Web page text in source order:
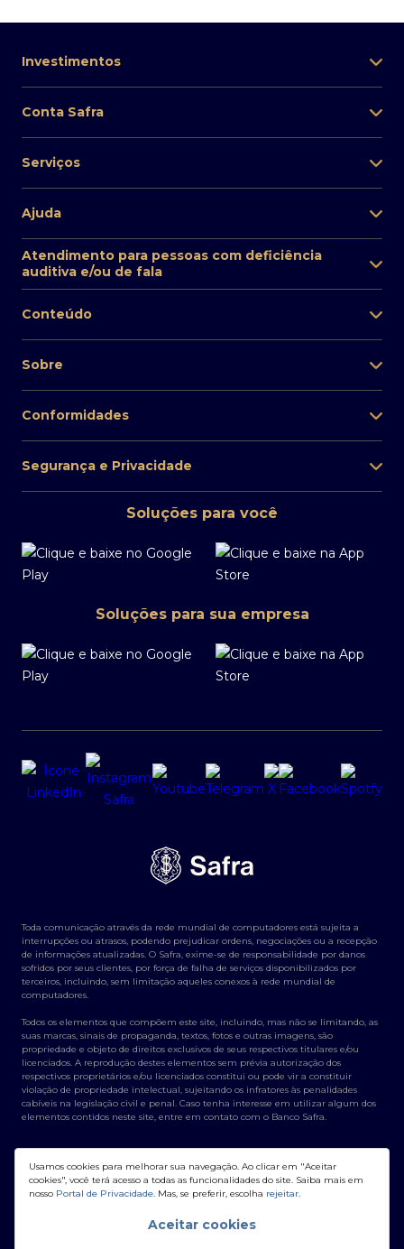
Investimentos
Conta Safra
Serviços
Ajuda
Atendimento para pessoas com deficiência
auditiva e/ou de fala
Conteúdo
Sobre
Conformidades
Segurança e Privacidade
Soluções para você
Soluções para sua empresa
Toda comunicação através da rede mundial de computadores está sujeita a
interrupções ou atrasos, podendo prejudicar ordens, negociações ou a recepção
de informações atualizadas. O Safra, exime-se de responsabilidade por danos
sofridos por seus clientes, por força de falha de serviços disponibilizados por
terceiros, incluindo, sem limitação aqueles conexos à rede mundial de
computadores.
Todos os elementos que compõem este site, incluindo, mas não se limitando, as
suas marcas, sinais de propaganda, textos, fotos e outras imagens, são
propriedade e objeto de direitos exclusivos de seus respectivos titulares e/ou
licenciados. A reprodução destes elementos sem prévia autorização dos
respectivos proprietários e/ou licenciados constitui ou pode vir a constituir
violação de propriedade intelectual, sujeitando os infratores às penalidades
cabíveis na legislação civil e penal. Caso tenha interesse em utilizar algum dos
elementos contidos neste site, entre em contato com o Banco Safra.
Usamos cookies para melhorar sua navegação. Ao clicar em "Aceitar
cookies", você terá acesso a todas as funcionalidades do site. Saiba mais em
nosso Portal de Privacidade. Mas, se preferir, escolha rejeitar.
Aceitar cookies